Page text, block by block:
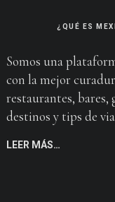
¿QUÉ ES
Somos una
con la mejor
restaurantes, bares,
destinos y tips de
LEER MÁS…